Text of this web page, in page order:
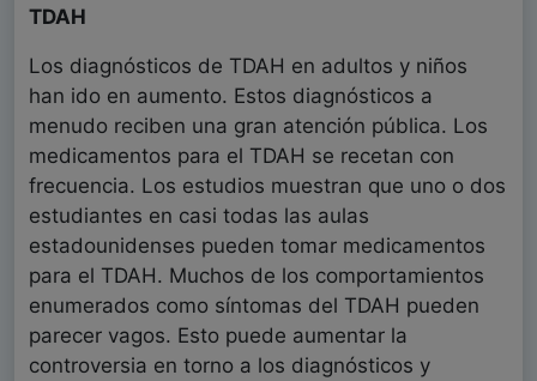
TDAH
Los diagnósticos de TDAH en adultos y niños
han ido en aumento. Estos diagnósticos a
menudo reciben una gran atención pública. Los
medicamentos para el TDAH se recetan con
frecuencia. Los estudios muestran que uno o dos
estudiantes en casi todas las aulas
estadounidenses pueden tomar medicamentos
para el TDAH. Muchos de los comportamientos
enumerados como síntomas del TDAH pueden
parecer vagos. Esto puede aumentar la
controversia en torno a los diagnósticos y